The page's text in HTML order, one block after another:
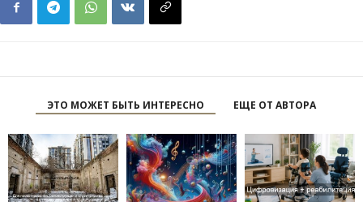
ЭТО МОЖЕТ БЫТЬ ИНТЕРЕСНО ЕЩЕ ОТ АВТОРА